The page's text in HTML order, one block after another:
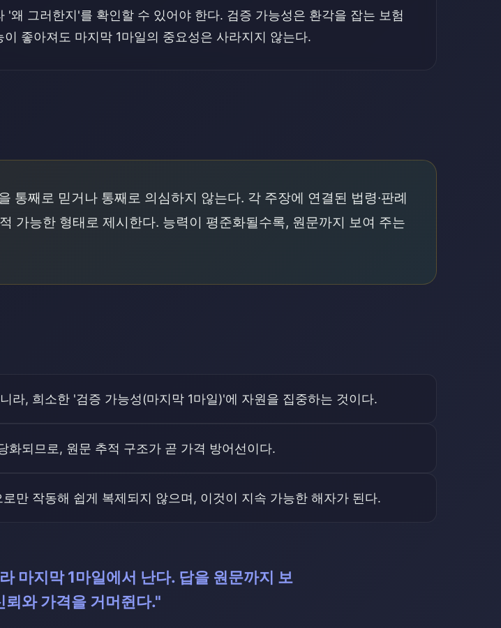
그러한지'를 확인할 수 있어야 한다. 검증 가능성은 환각을 잡는 보험
좋아져도 마지막 1마일의 중요성은 사라지지 않는다.
통째로 믿거나 통째로 의심하지 않는다. 각 주장에 연결된 법령·판례
가능한 형태로 제시한다. 능력이 평준화될수록, 원문까지 보여 주는
라, 희소한 '검증 가능성(마지막 1마일)'에 자원을 집중하는 것이다.
화되므로, 원문 추적 구조가 곧 가격 방어선이다.
만 작동해 쉽게 복제되지 않으며, 이것이 지속 가능한 해자가 된다.
마지막 1마일에서 난다. 답을 원문까지 보
뢰와 가격을 거머쥔다."